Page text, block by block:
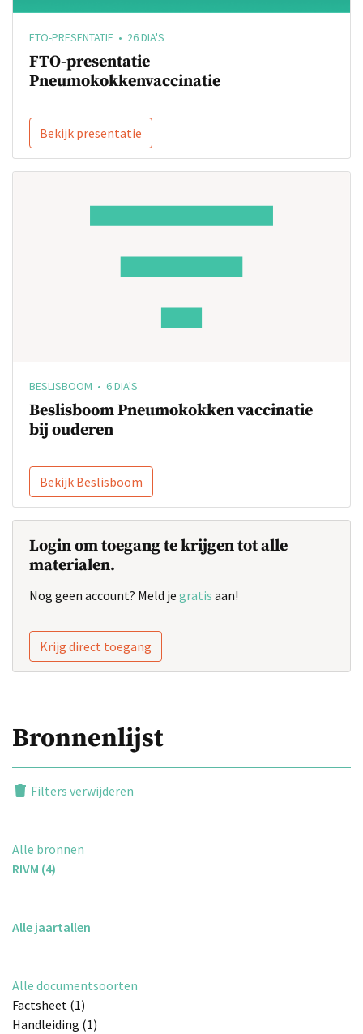
FTO-PRESENTATIE • 26 DIA'S
FTO-presentatie
Pneumokokkenvaccinatie
Bekijk presentatie
BESLISBOOM • 6 DIA'S
Beslisboom Pneumokokken vaccinatie
bij ouderen
Bekijk Beslisboom
Login om toegang te krijgen tot alle
materialen.
Nog geen account? Meld je gratis aan!
Krijg direct toegang
Bronnenlijst
Filters verwijderen
Alle bronnen
RIVM (4)
Alle jaartallen
Alle documentsoorten
Factsheet (1)
Handleiding (1)